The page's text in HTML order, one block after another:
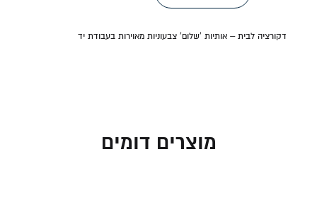
דקורציה לבית – אותיות 'שלום' צבעוניות מאוירות בעבודת יד
מוצרים דומים